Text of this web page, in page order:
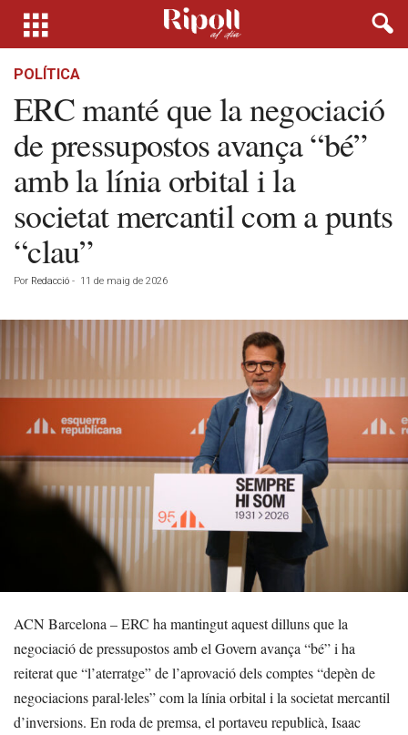
POLÍTICA
ERC manté que la negociació
de pressupostos avança “bé”
amb la línia orbital i la
societat mercantil com a punts
“clau”
Por Redacció - 11 de maig de 2026
ACN Barcelona – ERC ha mantingut aquest dilluns que la
negociació de pressupostos amb el Govern avança “bé” i ha
reiterat que “l’aterratge” de l’aprovació dels comptes “depèn de
negociacions paral·leles” com la línia orbital i la societat mercantil
d’inversions. En roda de premsa, el portaveu republicà, Isaac